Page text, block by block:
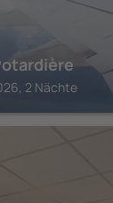
2 Nächte